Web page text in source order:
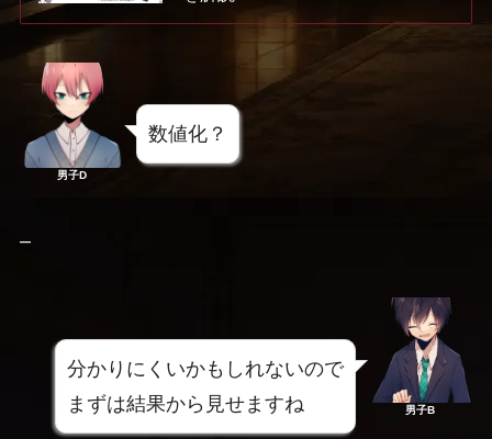
男子D
数値化？
–
分かりにくいかもしれないので
まずは結果から見せますね
男子B